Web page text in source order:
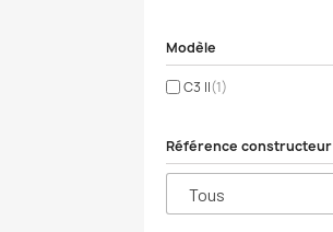
Modèle
C3 II(1)
Référence constructeur